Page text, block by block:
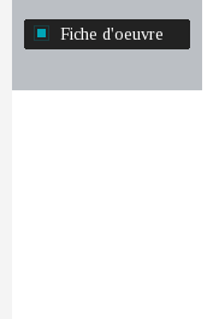
Fiche d'oeuvre